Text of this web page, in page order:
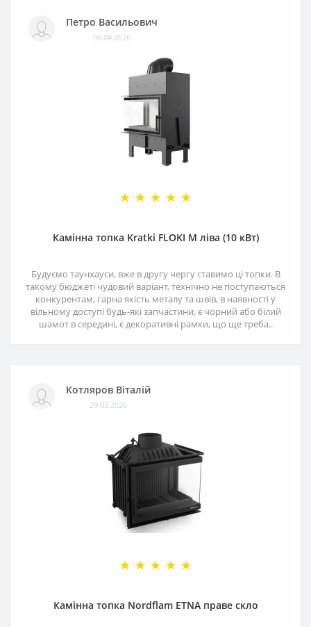
Петро Васильович
06.04.2026
Камінна топка Kratki FLOKI M ліва (10 кВт)
Будуємо таунхауси, вже в другу чергу ставимо ці топки. В
такому бюджеті чудовий варіант, технічно не поступаються
конкурентам, гарна якість металу та швів, в наявності у
вільному доступі будь-які запчастини, є чорний або білий
шамот в середині, є декоративні рамки, що ще треба..
Котляров Віталій
29.03.2026
Камінна топка Nordflam ETNA праве скло